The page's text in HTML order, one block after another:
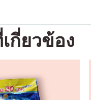
กี่ยวข้อง